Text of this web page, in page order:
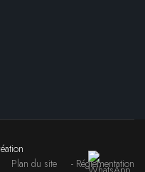
Plan du site
- Réglementation